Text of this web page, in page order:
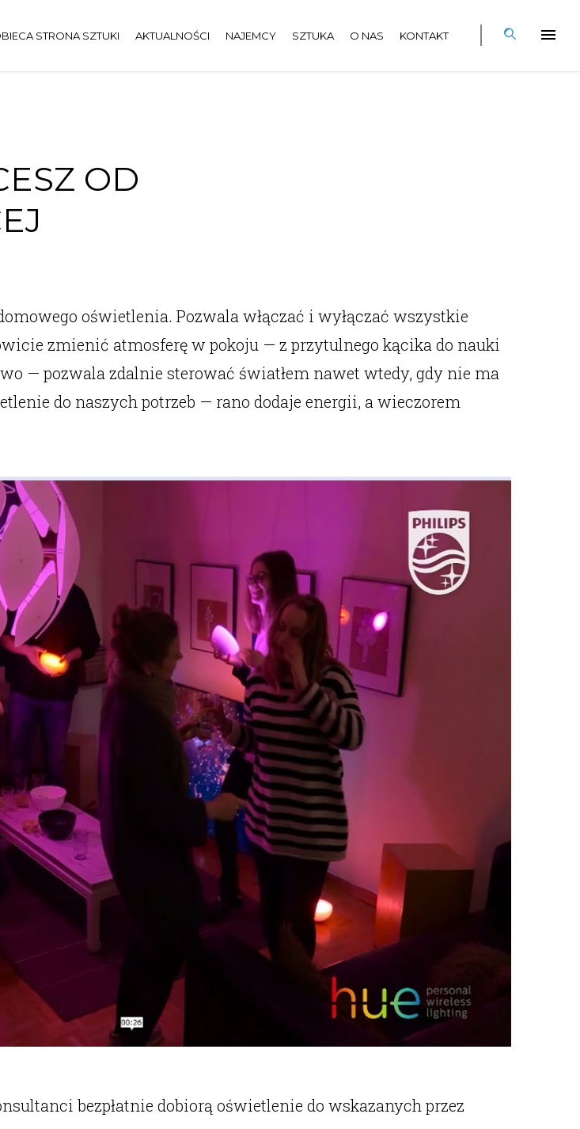
STRONA SZTUKI AKTUALNOŚCI NAJEMCY SZTUKA O NAS KONTAKT
OD
oświetlenia. Pozwala włączać i wyłączać wszystkie
zmienić atmosferę w pokoju — z przytulnego kącika do nauki
— pozwala zdalnie sterować światłem nawet wtedy, gdy nie ma
do naszych potrzeb — rano dodaje energii, a wieczorem
bezpłatnie dobiorą oświetlenie do wskazanych przez